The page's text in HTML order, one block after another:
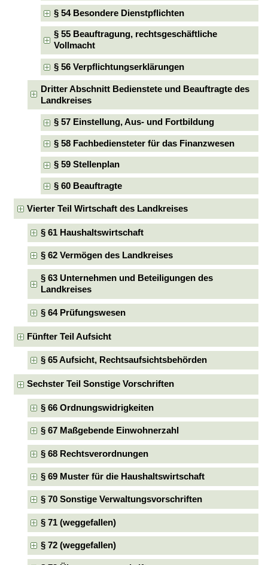
§ 54 Besondere Dienstpflichten
§ 55 Beauftragung, rechtsgeschäftliche
Vollmacht
§ 56 Verpflichtungserklärungen
Dritter Abschnitt Bedienstete und Beauftragte des
Landkreises
§ 57 Einstellung, Aus- und Fortbildung
§ 58 Fachbediensteter für das Finanzwesen
§ 59 Stellenplan
§ 60 Beauftragte
Vierter Teil Wirtschaft des Landkreises
§ 61 Haushaltswirtschaft
§ 62 Vermögen des Landkreises
§ 63 Unternehmen und Beteiligungen des
Landkreises
§ 64 Prüfungswesen
Fünfter Teil Aufsicht
§ 65 Aufsicht, Rechtsaufsichtsbehörden
Sechster Teil Sonstige Vorschriften
§ 66 Ordnungswidrigkeiten
§ 67 Maßgebende Einwohnerzahl
§ 68 Rechtsverordnungen
§ 69 Muster für die Haushaltswirtschaft
§ 70 Sonstige Verwaltungsvorschriften
§ 71 (weggefallen)
§ 72 (weggefallen)